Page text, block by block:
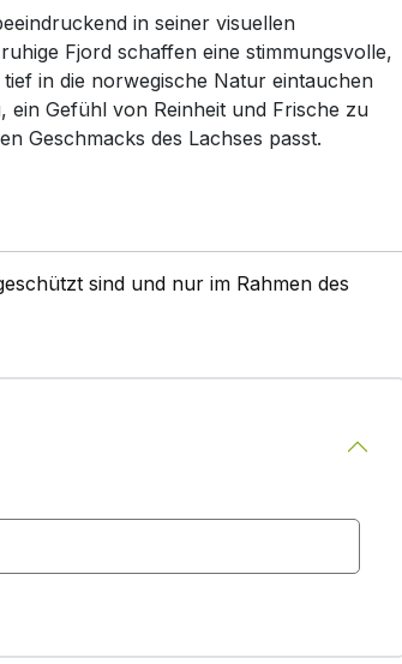
in seiner visuellen
Fjord schaffen eine stimmungsvolle,
in die norwegische Natur eintauchen
ein Gefühl von Reinheit und Frische zu
Geschmacks des Lachses passt.
sind und nur im Rahmen des